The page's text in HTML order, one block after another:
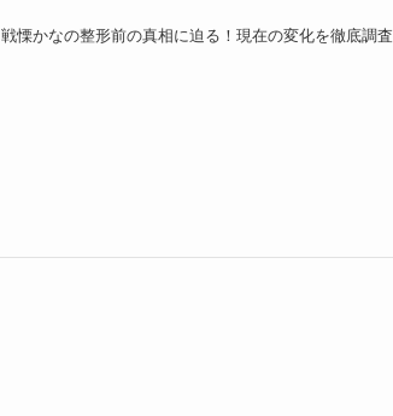
戦慄かなの整形前の真相に迫る！現在の変化を徹底調査